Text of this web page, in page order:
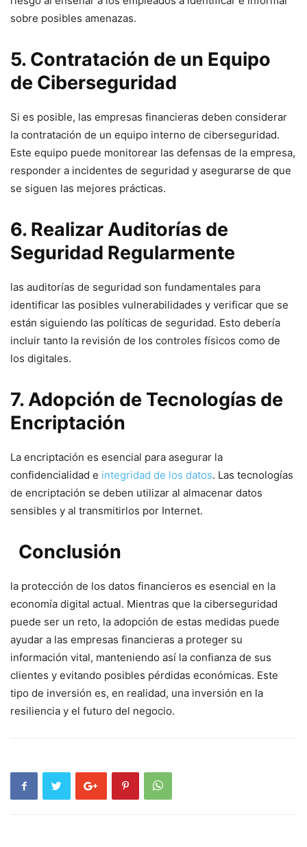
sobre posibles amenazas.
5. Contratación​ de un Equipo
de Ciberseguridad
Si⁤ es posible, las empresas financieras deben​ considerar
la contratación de un equipo interno de ciberseguridad.⁣
Este⁤ equipo puede monitorear las defensas de la empresa,⁤
responder‍ a incidentes de seguridad⁤ y asegurarse ⁢de que
se siguen las mejores prácticas.
6. Realizar Auditorías de
Seguridad Regularmente
las auditorías de seguridad son fundamentales ⁤para​
identificar las posibles vulnerabilidades y⁢ verificar que se
están siguiendo las políticas de seguridad. Esto debería
incluir‍ tanto la⁣ revisión de los​ controles ⁢físicos como de
los digitales.
7. Adopción de Tecnologías de
Encriptación
La encriptación es esencial para asegurar la
confidencialidad e ​ integridad ⁢de los datos. Las tecnologías
⁣de encriptación se deben ​utilizar al almacenar⁣ datos‍
sensibles y al transmitirlos por Internet.
‌ ⁣ Conclusión
la protección⁢ de los datos financieros⁢ es esencial en la
economía ⁣digital actual. Mientras que la ‍ciberseguridad
puede ser un reto, la adopción de estas medidas ⁣puede
ayudar a las empresas financieras a proteger su
información vital, ⁤manteniendo así la confianza‌ de sus
clientes y evitando ‍posibles pérdidas económicas. Este
‍tipo de inversión es, en realidad,⁢ una ‍inversión ​en la
resiliencia y‌ el futuro del negocio.